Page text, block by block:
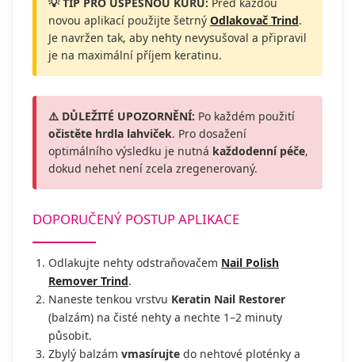
novou aplikací použijte šetrný Odlakovač Trind.
Je navržen tak, aby nehty nevysušoval a připravil
je na maximální příjem keratinu.
⚠️ DŮLEŽITÉ UPOZORNĚNÍ: Po každém použití
očistěte hrdla lahviček. Pro dosažení
optimálního výsledku je nutná každodenní péče,
dokud nehet není zcela zregenerovaný.
DOPORUČENÝ POSTUP APLIKACE
Odlakujte nehty odstraňovačem Nail Polish
Remover Trind.
Naneste tenkou vrstvu Keratin Nail Restorer
(balzám) na čisté nehty a nechte 1–2 minuty
působit.
Zbylý balzám vmasírujte do nehtové ploténky a